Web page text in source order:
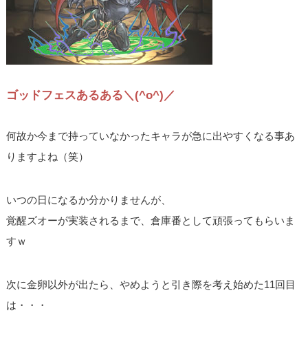
ゴッドフェスあるある＼(^o^)／
何故か今まで持っていなかったキャラが急に出やすくなる事あ
りますよね（笑）
いつの日になるか分かりませんが、
覚醒ズオーが実装されるまで、倉庫番として頑張ってもらいま
すｗ
次に金卵以外が出たら、やめようと引き際を考え始めた11回目
は・・・